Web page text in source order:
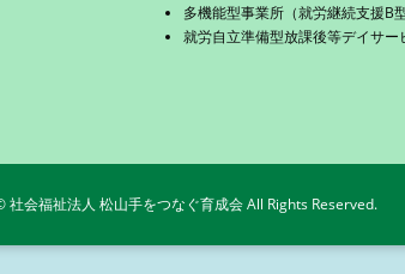
多機能型事業所（就労継続支援
就労自立準備型放課後等デイサ
会福祉法人 松山手をつなぐ育成会 All Rights Reserved.